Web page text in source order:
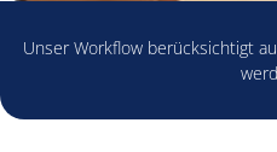
Unser Workflow berücksichtigt